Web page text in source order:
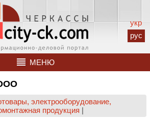
укр
рус
МЕНЮ
электрооборудование,
продукция |